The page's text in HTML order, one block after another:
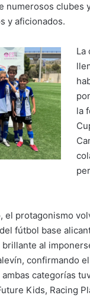
numerosos clubes
y aficionados.
La
la
el protagonismo
fútbol base
al
confirmando
categorías
Kids, Racing